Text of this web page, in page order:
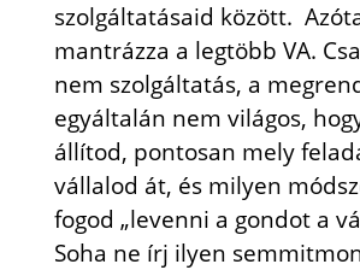
szolgáltatásaid között.
mantrázza a legtöbb VA.
nem szolgáltatás, a
egyáltalán nem világos,
állítod, pontosan mely
vállalod át, és milyen
fogod „levenni a gondot a
Soha ne írj ilyen